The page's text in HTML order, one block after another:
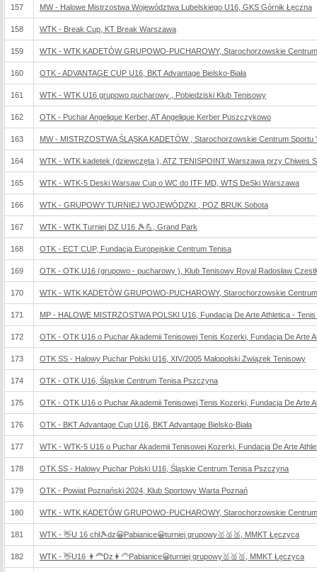
157 MW - Halowe Mistrzostwa Województwa Lubelskiego U16, GKS Górnik Łęczna
158 WTK - Break Cup, KT Break Warszawa
159 WTK - WTK KADETÓW GRUPOWO-PUCHAROWY, Starochorzowskie
160 OTK - ADVANTAGE CUP U16, BKT Advantage Bielsko-Biała
161 WTK - WTK U16 grupowo pucharowy , Pobiedziski Klub Tenisowy
162 OTK - Puchar Angelique Kerber, AT Angelique Kerber Puszczykowo
163 MW - MISTRZOSTWA ŚLĄSKA KADETÓW , Starochorzowskie Centrum Sportu
164 WTK - WTK kadetek (dziewczęta ), ATZ TENISPOINT Warszawa przy Chiwes
165 WTK - WTK-5 Deski Warsaw Cup o WC do ITF MD, WTS DeSki Warszawa
166 WTK - GRUPOWY TURNIEJ WOJEWÓDZKI , POZ BRUK Sobota
167 WTK - WTK Turniej DZ U16 🎾💪, Grand Park
168 OTK - ECT CUP, Fundacja Europejskie Centrum Tenisa
169 OTK - OTK U16 (grupowo - pucharowy ), Klub Tenisowy Royal Radosław
170 WTK - WTK KADETÓW GRUPOWO-PUCHAROWY, Starochorzowskie
171 MP - HALOWE MISTRZOSTWA POLSKI U16, Fundacja De Arte Athletica -
172 OTK - OTK U16 o Puchar Akademii Tenisowej Tenis Kozerki, Fundacja De Arte
173 OTK SS - Halowy Puchar Polski U16, XIV/2005 Małopolski Związek Tenisowy
174 OTK - OTK U16, Śląskie Centrum Tenisa Pszczyna
175 OTK - OTK U16 o Puchar Akademii Tenisowej Tenis Kozerki, Fundacja De Arte
176 OTK - BKT Advantage Cup U16, BKT Advantage Bielsko-Biała
177 WTK - WTK-5 U16 o Puchar Akademii Tenisowej Kozerki, Fundacja De Arte
178 OTK SS - Halowy Puchar Polski U16, Śląskie Centrum Tenisa Pszczyna
179 OTK - Powiat Poznański 2024, Klub Sportowy Warta Poznań
180 WTK - WTK KADETÓW GRUPOWO-PUCHAROWY, Starochorzowskie
181 WTK - 👋U 16 chł🎾dz😀Pabianice😀turniej grupowy🥇🥈🥉, MMKT Łęczyca
182 WTK - 👋U16 👩‍🦰Dz👩‍🦳Pabianice😀turniej grupowy🥇🥈🥉, MMKT Łęczyca